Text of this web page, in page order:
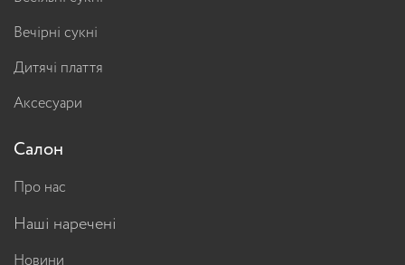
Вечірні сукні
Дитячі плаття
Аксесуари
Салон
Про нас
Наші наречені
Новини